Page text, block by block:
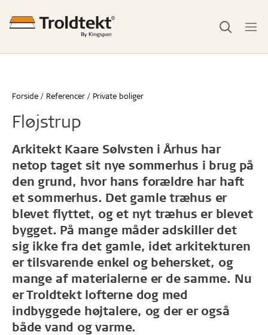
Forside Referencer Private boliger
Fløjstrup
Arkitekt Kaare Sølvsten i Århus har
netop taget sit nye sommerhus i brug på
den grund, hvor hans forældre har haft
et sommerhus. Det gamle træhus er
blevet flyttet, og et nyt træhus er blevet
bygget. På mange måder adskiller det
sig ikke fra det gamle, idet arkitekturen
er tilsvarende enkel og behersket, og
mange af materialerne er de samme. Nu
er Troldtekt lofterne dog med
indbyggede højtalere, og der er også
både vand og varme.